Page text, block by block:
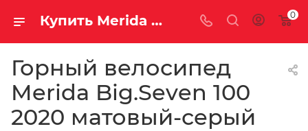
Купить Merida Big.Seven 100 2020 матовый-серый за рублей, а со скидкой 0
Горный велосипед
Merida Big.Seven 100
2020 матовый-серый